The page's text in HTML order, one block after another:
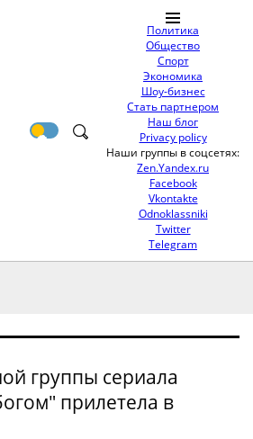
Политика
Общество
Спорт
Экономика
Шоу-бизнес
Стать партнером
Наш блог
Privacy policy
Наши группы в соцсетях:
Zen.Yandex.ru
Facebook
Vkontakte
Odnoklassniki
Twitter
Telegram
группы сериала
прилетела в